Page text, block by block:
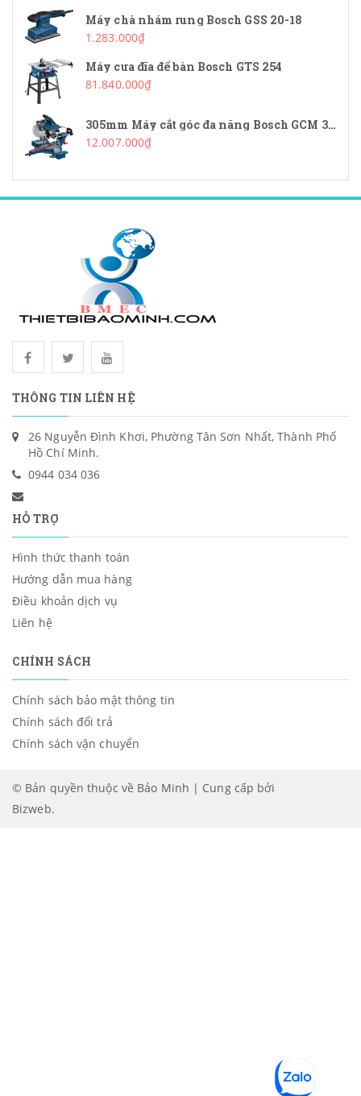
Máy chà nhám rung Bosch GSS 20-18
1.283.000₫
Máy cưa đĩa để bàn Bosch GTS 254
81.840.000₫
305mm Máy cắt góc đa năng Bosch GCM 340-305D
12.007.000₫
THÔNG TIN LIÊN HỆ
26 Nguyễn Đình Khơi, Phường Tân Sơn Nhất, Thành Phố
Hồ Chí Minh.
0944 034 036
HỖ TRỢ
Hình thức thanh toán
Hướng dẫn mua hàng
Điều khoản dịch vụ
Liên hệ
CHÍNH SÁCH
Chính sách bảo mật thông tin
Chính sách đổi trả
Chính sách vận chuyển
© Bản quyền thuộc về Bảo Minh | Cung cấp bởi
Bizweb.